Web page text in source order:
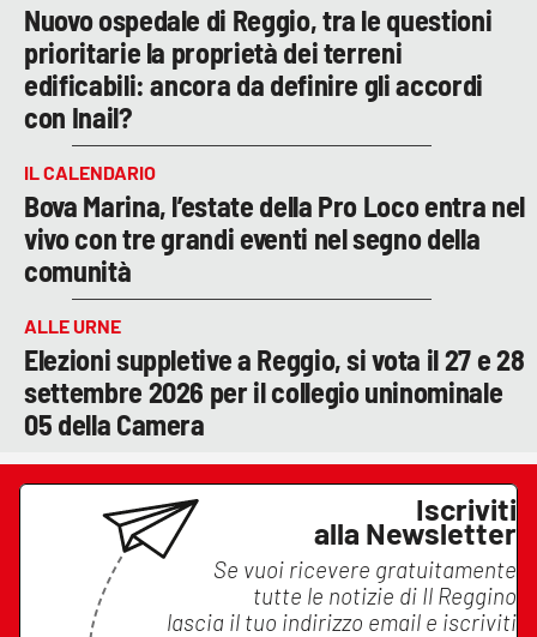
Nuovo ospedale di Reggio, tra le questioni
prioritarie la proprietà dei terreni
edificabili: ancora da definire gli accordi
con Inail?
IL CALENDARIO
Bova Marina, l’estate della Pro Loco entra nel
vivo con tre grandi eventi nel segno della
comunità
ALLE URNE
Elezioni suppletive a Reggio, si vota il 27 e 28
settembre 2026 per il collegio uninominale
05 della Camera
Iscriviti
alla Newsletter
Se vuoi ricevere gratuitamente
tutte le notizie di Il Reggino
lascia il tuo indirizzo email e iscriviti